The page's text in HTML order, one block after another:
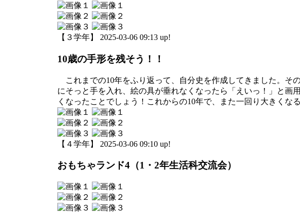
【３学年】 2025-03-06 09:13 up!
10歳の手形を残そう！！
これまでの10年をふり返って、自分史を作成してきました。そ
にそっと手を入れ、絵の具が垂れなくなったら「えいっ！」と画
くなったことでしょう！これからの10年で、また一回り大きくな
【４学年】 2025-03-06 09:10 up!
おもちゃランド4（1・2年生活科交流会）